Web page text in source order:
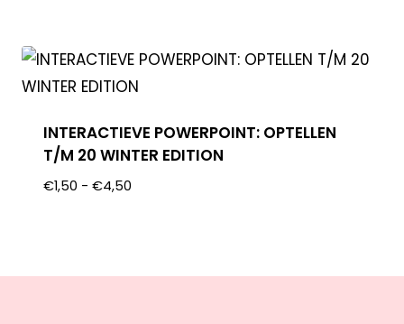
INTERACTIEVE POWERPOINT: OPTELLEN
T/M 20 WINTER EDITION
€1,50 - €4,50